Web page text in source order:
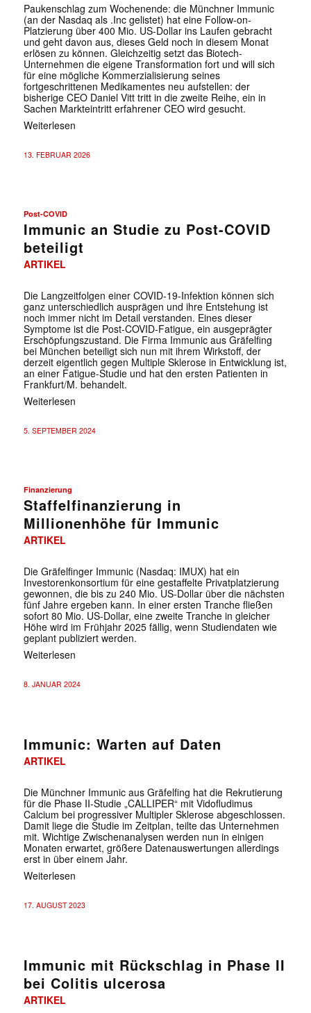
Paukenschlag zum Wochenende: die Münchner Immunic
(an der Nasdaq als .Inc gelistet) hat eine Follow-on-
Platzierung über 400 Mio. US-Dollar ins Laufen gebracht
und geht davon aus, dieses Geld noch in diesem Monat
erlösen zu können. Gleichzeitig setzt das Biotech-
Unternehmen die eigene Transformation fort und will sich
für eine mögliche Kommerzialisierung seines
fortgeschrittenen Medikamentes neu aufstellen: der
bisherige CEO Daniel Vitt tritt in die zweite Reihe, ein in
Sachen Markteintritt erfahrener CEO wird gesucht.
Weiterlesen
13. FEBRUAR 2026
Post-COVID
Immunic an Studie zu Post-COVID
beteiligt
ARTIKEL
Die Langzeitfolgen einer COVID-19-Infektion können sich
ganz unterschiedlich ausprägen und ihre Entstehung ist
noch immer nicht im Detail verstanden. Eines dieser
Symptome ist die Post-COVID-Fatigue, ein ausgeprägter
Erschöpfungszustand. Die Firma Immunic aus Gräfelfing
bei München beteiligt sich nun mit ihrem Wirkstoff, der
derzeit eigentlich gegen Multiple Sklerose in Entwicklung ist,
an einer Fatigue-Studie und hat den ersten Patienten in
Frankfurt/M. behandelt.
Weiterlesen
5. SEPTEMBER 2024
Finanzierung
Staffelfinanzierung in
Millionenhöhe für Immunic
ARTIKEL
Die Gräfelfinger Immunic (Nasdaq: IMUX) hat ein
Investorenkonsortium für eine gestaffelte Privatplatzierung
gewonnen, die bis zu 240 Mio. US-Dollar über die nächsten
fünf Jahre ergeben kann. In einer ersten Tranche fließen
sofort 80 Mio. US-Dollar, eine zweite Tranche in gleicher
Höhe wird im Frühjahr 2025 fällig, wenn Studiendaten wie
geplant publiziert werden.
Weiterlesen
8. JANUAR 2024
Immunic: Warten auf Daten
ARTIKEL
Die Münchner Immunic aus Gräfelfing hat die Rekrutierung
für die Phase II-Studie „CALLIPER“ mit Vidofludimus
Calcium bei progressiver Multipler Sklerose abgeschlossen.
Damit liege die Studie im Zeitplan, teilte das Unternehmen
mit. Wichtige Zwischenanalysen werden nun in einigen
Monaten erwartet, größere Datenauswertungen allerdings
erst in über einem Jahr.
Weiterlesen
17. AUGUST 2023
Immunic mit Rückschlag in Phase II
bei Colitis ulcerosa
ARTIKEL